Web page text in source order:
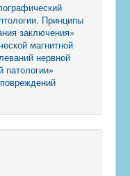
Принципы
заключения»
магнитной
нервной